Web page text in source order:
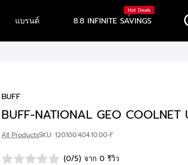
แบรนด์ 8.8 INFINITE SAVINGS
Hot Deals
BUFF
BUFF-NATIONAL GEO
All ProductsSKU: 120100.404.10.00-F
(0/5) จาก 0 รีวิว